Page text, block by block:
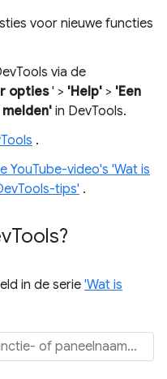
voor nieuwe functies
via de
opties' > 'Help' > 'Een
in DevTools.
.
YouTube-video's 'Wat is
tips' .
Tools?
in de serie 'Wat is